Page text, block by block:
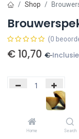
Home Search
Shop
(0
€ 10,70 €
Toevoegen aan